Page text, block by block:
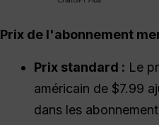
Prix de l'abonnement
Prix standard : Le
américain de $7.99
dans les